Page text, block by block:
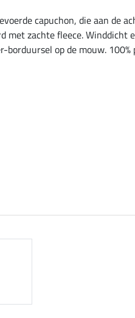
capuchon, die aan de
met zachte fleece. Winddicht
op de mouw. 100%